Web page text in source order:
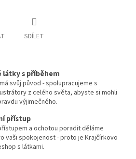
SDÍLET
látky s příběhem
svůj původ - spolupracujeme s
z celého světa, abyste si mohli
výjimečného.
přístup
a ochotou poradit děláme
vaši spokojenost - proto je Krajčírkovo
s látkami.